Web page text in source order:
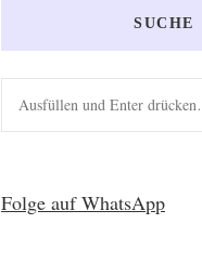
SUCHE
Suchst
du
etwas?
Folge auf WhatsApp